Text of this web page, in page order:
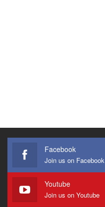
Facebook
Join us on Facebook
Youtube
Join us on Youtube